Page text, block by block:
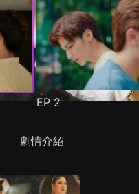
EP 2
劇情介紹